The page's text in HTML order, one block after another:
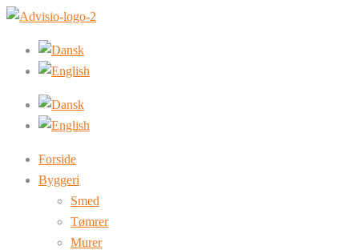
Forside
Byggeri
Smed
Tømrer
Murer